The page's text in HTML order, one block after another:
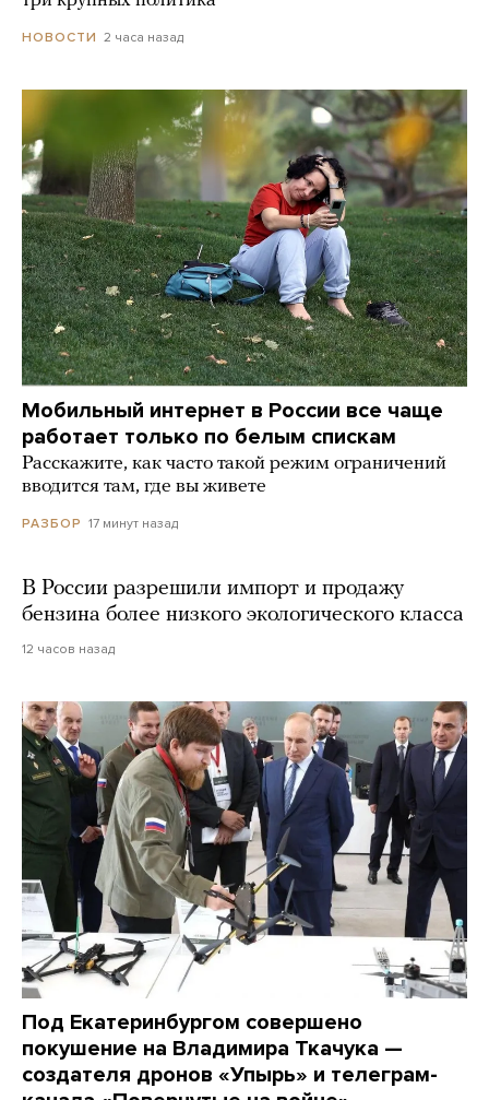
НОВОСТИ 2 часа назад
Мобильный интернет в России все чаще
работает только по белым спискам
Расскажите, как часто такой режим ограничений
вводится там, где вы живете
РАЗБОР 17 минут назад
В России разрешили импорт и продажу
бензина более низкого экологического класса
12 часов назад
Под Екатеринбургом совершено
покушение на Владимира Ткачука —
создателя дронов «Упырь» и телеграм-